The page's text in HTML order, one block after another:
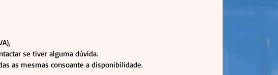
se tiver alguma dúvida.
as mesmas consoante a disponibilidade.